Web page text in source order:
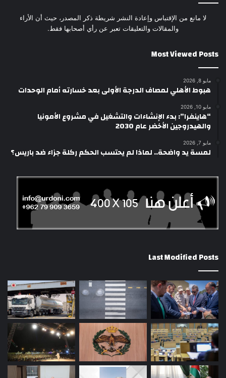
لا مانع من الإقتباس وإعادة النشر شريطة ذكر المصدر، حيث أن الأراء
والمقالات والتعليقات تعبر عن رأي أصحابها فقط.
Most Viewed Posts
مايو 8, 2026
هبوط الأهلي لمصاف الدرجة الأولى بعد خسارته أمام الوحدات
مايو 10, 2026
“هاينفرا”: بدء الإنشاءات والتشغيل في مشروع الأمونيا
والهيدروجين الأخضر عام 2030
مايو 7, 2026
لمسة يد واضحة.. لماذا لم يحتسب الحكم ركلة جزاء ضد باريس؟
Last Modified Posts